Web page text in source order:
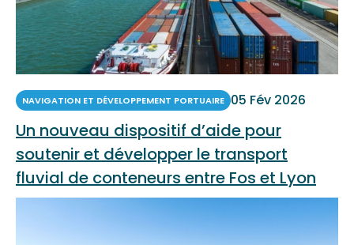
NAVIGATION ET DÉVELOPPEMENT PORTUAIRE 05 Fév 2026
Un nouveau dispositif d’aide pour
soutenir et développer le transport
fluvial de conteneurs entre Fos et Lyon